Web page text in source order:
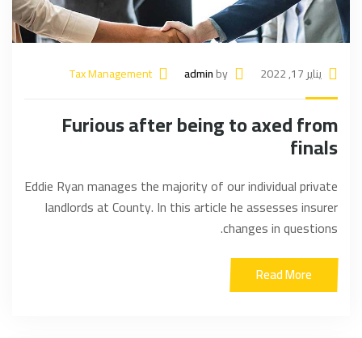
يناير 17, 2022 by
admin
Tax Management
Furious after being to axed from
finals
Eddie Ryan manages the majority of our individual private
landlords at County. In this article he assesses insurer
changes in questions.
Read More